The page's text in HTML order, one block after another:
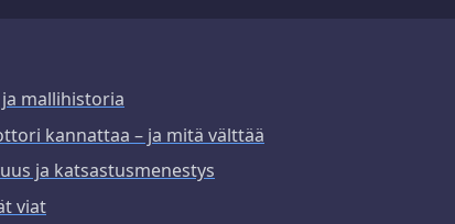
mallihistoria
kannattaa – ja mitä välttää
ja katsastusmenestys
viat